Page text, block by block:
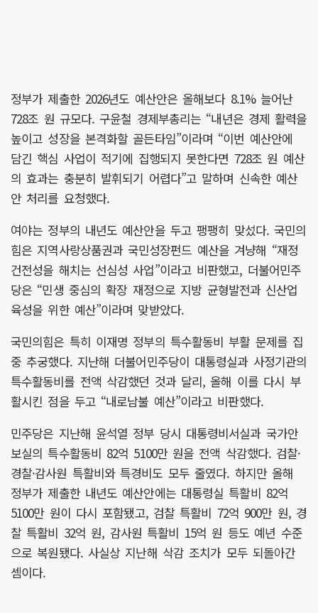
정부가 제출한 2026년도 예산안은 올해보다 8.1% 늘어난
728조 원 규모다. 구윤철 경제부총리는 “내년은 경제 활력을
높이고 성장을 본격화할 골든타임”이라며 “이번 예산안에
담긴 핵심 사업이 적기에 집행되지 못한다면 728조 원 예산
의 효과는 충분히 발휘되기 어렵다”고 말하며 신속한 예산
안 처리를 요청했다.
여야는 정부의 내년도 예산안을 두고 팽팽히 맞섰다. 국민의
힘은 지역사랑상품권과 국민성장펀드 예산을 겨냥해 “재정
건전성을 해치는 선심성 사업”이라고 비판했고, 더불어민주
당은 “민생 중심의 확장 재정으로 지방 균형발전과 신산업
육성을 위한 예산”이라며 맞받았다.
국민의힘은 특히 이재명 정부의 특수활동비 부활 문제를 집
중 추궁했다. 지난해 더불어민주당이 대통령실과 사정기관의
특수활동비를 전액 삭감했던 것과 달리, 올해 이를 다시 부
활시킨 점을 두고 “내로남불 예산”이라고 비판했다.
민주당은 지난해 윤석열 정부 당시 대통령비서실과 국가안
보실의 특수활동비 82억 5100만 원을 전액 삭감했다. 검찰·
경찰·감사원 특활비와 특경비도 모두 줄였다. 하지만 올해
정부가 제출한 내년도 예산안에는 대통령실 특활비 82억
5100만 원이 다시 포함됐고, 검찰 특활비 72억 900만 원, 경
찰 특활비 32억 원, 감사원 특활비 15억 원 등도 예년 수준
으로 복원됐다. 사실상 지난해 삭감 조치가 모두 되돌아간
셈이다.